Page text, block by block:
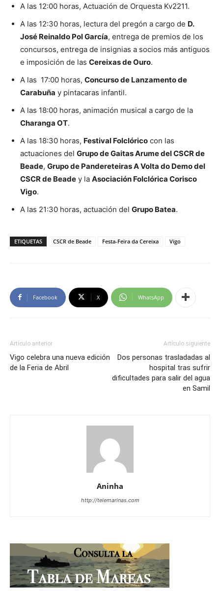
A las 12:00 horas, Actuación de Orquesta Kv2211.
A las 12:30 horas, lectura del pregón a cargo de D.
José Reinaldo Pol García, entrega de premios de los
concursos, entrega de insignias a socios más antiguos
e imposición de las Cereixas de Ouro.
A las 17:00 horas, Concurso de Lanzamento de
Carabuña y pintacaras infantil.
A las 18:00 horas, animación musical a cargo de la
Charanga OT.
A las 18:30 horas, Festival Folclórico con las
actuaciones del Grupo de Gaitas Arume del CSCR de
Beade, Grupo de Pandereteiras A Volta do Demo del
CSCR de Beade y la Asociación Folclórica Corisco
Vigo.
A las 21:30 horas, actuación del Grupo Batea.
ETIQUETAS CSCR de Beade Festa-Feira da Cereixa Vigo
Facebook X WhatsApp
Artículo anterior
Vigo celebra una nueva edición
de la Feria de Abril
Artículo siguiente
Dos personas trasladadas al
hospital tras sufrir
dificultades para salir del agua
en Samil
Aninha
http://telemarinas.com